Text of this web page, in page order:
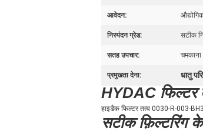
आवेदन:
निस्पंदन ग्रेड: सटीक
सतह उपचार: चमकाना
प्रमुखता देना: धातु
HYDAC
हाइडैक फिल्टर तत्व 0030-R-003-
सटीक फ़िल्टरिंग